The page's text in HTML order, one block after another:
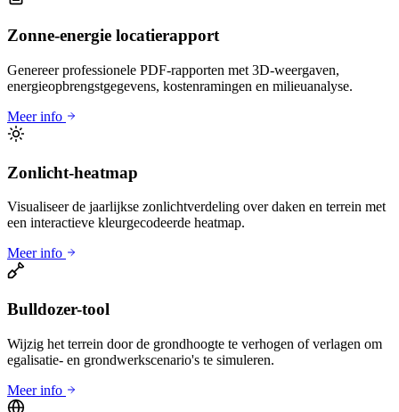
Zonne-energie locatierapport
Genereer professionele PDF-rapporten met 3D-weergaven,
energieopbrengstgegevens, kostenramingen en milieuanalyse.
Meer info
Zonlicht-heatmap
Visualiseer de jaarlijkse zonlichtverdeling over daken en terrein met
een interactieve kleurgecodeerde heatmap.
Meer info
Bulldozer-tool
Wijzig het terrein door de grondhoogte te verhogen of verlagen om
egalisatie- en grondwerkscenario's te simuleren.
Meer info